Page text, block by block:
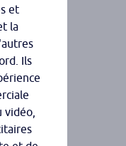
;
;
et
la
Ils